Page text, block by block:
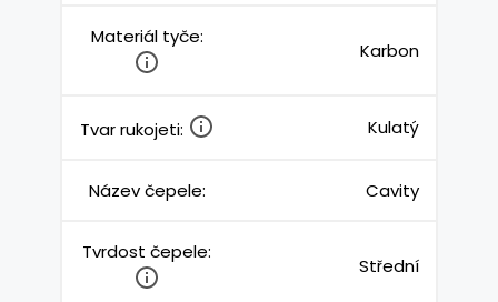
Materiál tyče:
Karbon
Tvar rukojeti: Kulatý
Název čepele: Cavity
Tvrdost čepele:
Střední